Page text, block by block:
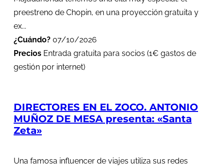
preestreno de Chopin, en una proyección gratuita y
ex...
¿Cuándo? 07/10/2026
Precios Entrada gratuita para socios (1€ gastos de
gestión por internet)
DIRECTORES EN EL ZOCO. ANTONIO
MUÑOZ DE MESA presenta: «Santa
Zeta»
Una famosa influencer de viajes utiliza sus redes